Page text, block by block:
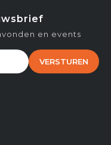
en events
VERSTUREN